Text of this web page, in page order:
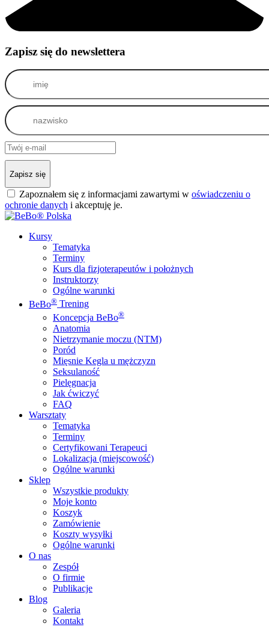
Zapisz się do newslettera
Zapisz się
Zapoznałem się z informacjami zawartymi w oświadczeniu o
ochronie danych i akceptuję je.
Kursy
Tematyka
Terminy
Kurs dla fizjoterapeutów i położnych
Instruktorzy
Ogólne warunki
BeBo® Trening
Koncepcja BeBo®
Anatomia
Nietrzymanie moczu (NTM)
Poród
Mięsnie Kegla u mężczyzn
Seksulaność
Pielęgnacja
Jak ćwiczyć
FAQ
Warsztaty
Tematyka
Terminy
Certyfikowani Terapeuci
Lokalizacja (miejscowość)
Ogólne warunki
Sklep
Wszystkie produkty
Moje konto
Koszyk
Zamówienie
Koszty wysyłki
Ogólne warunki
O nas
Zespół
O firmie
Publikacje
Blog
Galeria
Kontakt